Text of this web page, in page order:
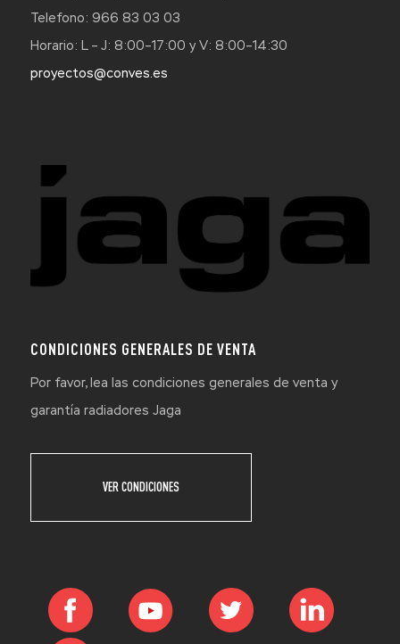
Telefono: 966 83 03 03
Horario: L – J: 8:00–17:00 y V: 8:00–14:30
proyectos@conves.es
CONDICIONES GENERALES DE VENTA
Por favor, lea las condiciones generales de venta y
garantía radiadores Jaga
VER CONDICIONES